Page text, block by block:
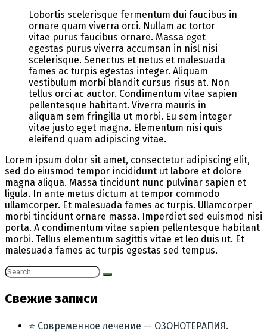
Lobortis scelerisque fermentum dui faucibus in
ornare quam viverra orci. Nullam ac tortor
vitae purus faucibus ornare. Massa eget
egestas purus viverra accumsan in nisl nisi
scelerisque. Senectus et netus et malesuada
fames ac turpis egestas integer. Aliquam
vestibulum morbi blandit cursus risus at. Non
tellus orci ac auctor. Condimentum vitae sapien
pellentesque habitant. Viverra mauris in
aliquam sem fringilla ut morbi. Eu sem integer
vitae justo eget magna. Elementum nisi quis
eleifend quam adipiscing vitae.
Lorem ipsum dolor sit amet, consectetur adipiscing elit,
sed do eiusmod tempor incididunt ut labore et dolore
magna aliqua. Massa tincidunt nunc pulvinar sapien et
ligula. In ante metus dictum at tempor commodo
ullamcorper. Et malesuada fames ac turpis. Ullamcorper
morbi tincidunt ornare massa. Imperdiet sed euismod nisi
porta. A condimentum vitae sapien pellentesque habitant
morbi. Tellus elementum sagittis vitae et leo duis ut. Et
malesuada fames ac turpis egestas sed tempus.
Свежие записи
⭐ Современное лечение — ОЗОНОТЕРАПИЯ.